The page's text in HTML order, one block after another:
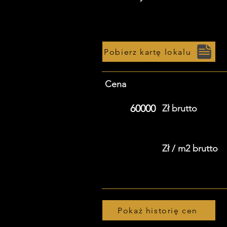
Pobierz kartę lokalu
Cena
60000 Zł brutto
Zł / m2 brutto
Pokaż historię cen